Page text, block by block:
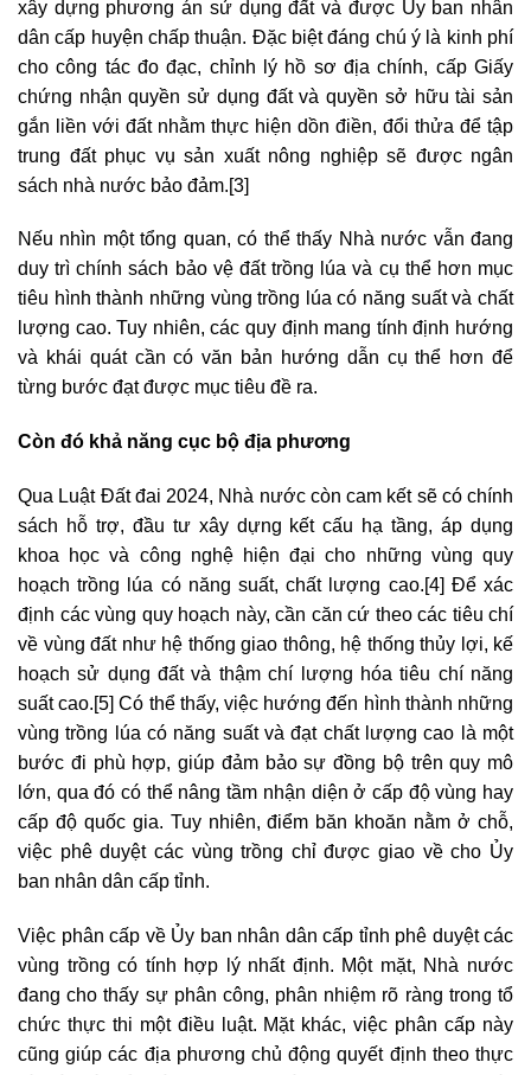
xây dựng phương án sử dụng đất và được Ủy ban nhân
dân cấp huyện chấp thuận. Đặc biệt đáng chú ý là kinh phí
cho công tác đo đạc, chỉnh lý hồ sơ địa chính, cấp Giấy
chứng nhận quyền sử dụng đất và quyền sở hữu tài sản
gắn liền với đất nhằm thực hiện dồn điền, đổi thửa để tập
trung đất phục vụ sản xuất nông nghiệp sẽ được ngân
sách nhà nước bảo đảm.[3]
Nếu nhìn một tổng quan, có thể thấy Nhà nước vẫn đang
duy trì chính sách bảo vệ đất trồng lúa và cụ thể hơn mục
tiêu hình thành những vùng trồng lúa có năng suất và chất
lượng cao. Tuy nhiên, các quy định mang tính định hướng
và khái quát cần có văn bản hướng dẫn cụ thể hơn để
từng bước đạt được mục tiêu đề ra.
Còn đó khả năng cục bộ địa phương
Qua Luật Đất đai 2024, Nhà nước còn cam kết sẽ có chính
sách hỗ trợ, đầu tư xây dựng kết cấu hạ tầng, áp dụng
khoa học và công nghệ hiện đại cho những vùng quy
hoạch trồng lúa có năng suất, chất lượng cao.[4] Để xác
định các vùng quy hoạch này, cần căn cứ theo các tiêu chí
về vùng đất như hệ thống giao thông, hệ thống thủy lợi, kế
hoạch sử dụng đất và thậm chí lượng hóa tiêu chí năng
suất cao.[5] Có thể thấy, việc hướng đến hình thành những
vùng trồng lúa có năng suất và đạt chất lượng cao là một
bước đi phù hợp, giúp đảm bảo sự đồng bộ trên quy mô
lớn, qua đó có thể nâng tầm nhận diện ở cấp độ vùng hay
cấp độ quốc gia. Tuy nhiên, điểm băn khoăn nằm ở chỗ,
việc phê duyệt các vùng trồng chỉ được giao về cho Ủy
ban nhân dân cấp tỉnh.
Việc phân cấp về Ủy ban nhân dân cấp tỉnh phê duyệt các
vùng trồng có tính hợp lý nhất định. Một mặt, Nhà nước
đang cho thấy sự phân công, phân nhiệm rõ ràng trong tổ
chức thực thi một điều luật. Mặt khác, việc phân cấp này
cũng giúp các địa phương chủ động quyết định theo thực